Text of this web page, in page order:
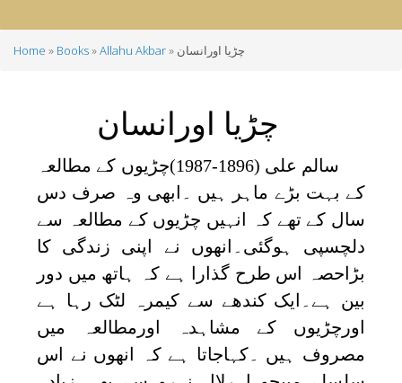
Home Books Allahu Akbar چڑیا اورانسان
چڑیا اورانسان
سالم علی (1896-1987)چڑیوں کے مطالعہ
کے بہت بڑے ماہر ہیں ۔ابھی وہ صرف دس
سال کے تھے کہ انہیں چڑیوں کے مطالعہ سے
دلچسپی ہوگئی۔انھوں نے اپنی زندگی کا
بڑاحصہ اس طرح گذارا ہے کہ ہاتھ میں دور
بین ہے۔ایک کندھے سے کیمرہ لٹک رہا ہے
اورچڑیوں کے مشاہدہ اورمطالعہ میں
مصروف ہیں ۔کہاجاتا ہے کہ انھوں نے اس